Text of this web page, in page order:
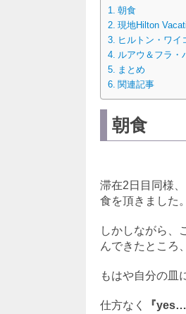
朝食
現地Hilton
ヒルトン・ワイ
ルアウ＆フラ・
まとめ
関連記事
朝食
滞在2日目同様
食を頂きました。
しかしながら、
んできたところ
もはや自分の皿
仕方なく 『yes…